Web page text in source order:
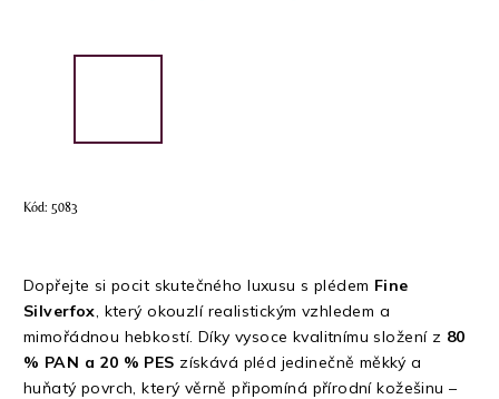
Kód: 5083
Dopřejte si pocit skutečného luxusu s plédem Fine
Silverfox , který okouzlí realistickým vzhledem a
mimořádnou hebkostí. Díky vysoce kvalitnímu složení z 80
% PAN a 20 % PES získává pléd jedinečně měkký a
huňatý povrch, který věrně připomíná přírodní kožešinu –